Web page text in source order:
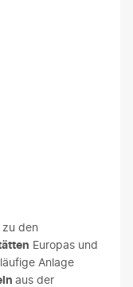
den
Europas und
Anlage
aus der